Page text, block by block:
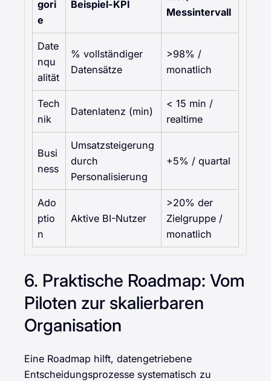
gori
e
Beispiel-KPI
Messintervall
Date
nqu
alität
% vollständiger
Datensätze
>98% /
monatlich
Tech
nik
Datenlatenz (min)
< 15 min /
realtime
Busi
ness
Umsatzsteigerung
durch
Personalisierung
+5% / quartal
Ado
ptio
n
Aktive BI-Nutzer
>20% der
Zielgruppe /
monatlich
6. Praktische Roadmap: Vom
Piloten zur skalierbaren
Organisation
Eine Roadmap hilft, datengetriebene
Entscheidungsprozesse systematisch zu